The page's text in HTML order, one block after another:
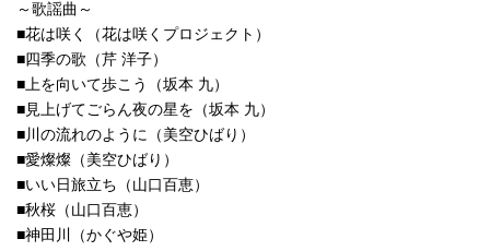
～歌謡曲～
■花は咲く（花は咲くプロジェクト）
■四季の歌（芹 洋子）
■上を向いて歩こう（坂本 九）
■見上げてごらん夜の星を（坂本 九）
■川の流れのように（美空ひばり）
■愛燦燦（美空ひばり）
■いい日旅立ち（山口百恵）
■秋桜（山口百恵）
■神田川（かぐや姫）